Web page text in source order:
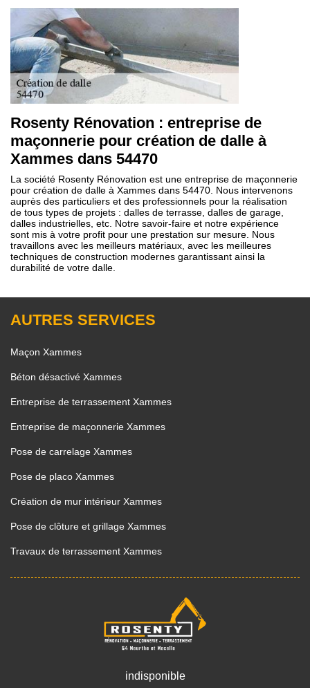
Rosenty Rénovation : entreprise de
maçonnerie pour création de dalle à
Xammes dans 54470
La société Rosenty Rénovation est une entreprise de maçonnerie
pour création de dalle à Xammes dans 54470. Nous intervenons
auprès des particuliers et des professionnels pour la réalisation
de tous types de projets : dalles de terrasse, dalles de garage,
dalles industrielles, etc. Notre savoir-faire et notre expérience
sont mis à votre profit pour une prestation sur mesure. Nous
travaillons avec les meilleurs matériaux, avec les meilleures
techniques de construction modernes garantissant ainsi la
durabilité de votre dalle.
AUTRES SERVICES
Maçon Xammes
Béton désactivé Xammes
Entreprise de terrassement Xammes
Entreprise de maçonnerie Xammes
Pose de carrelage Xammes
Pose de placo Xammes
Création de mur intérieur Xammes
Pose de clôture et grillage Xammes
Travaux de terrassement Xammes
indisponible